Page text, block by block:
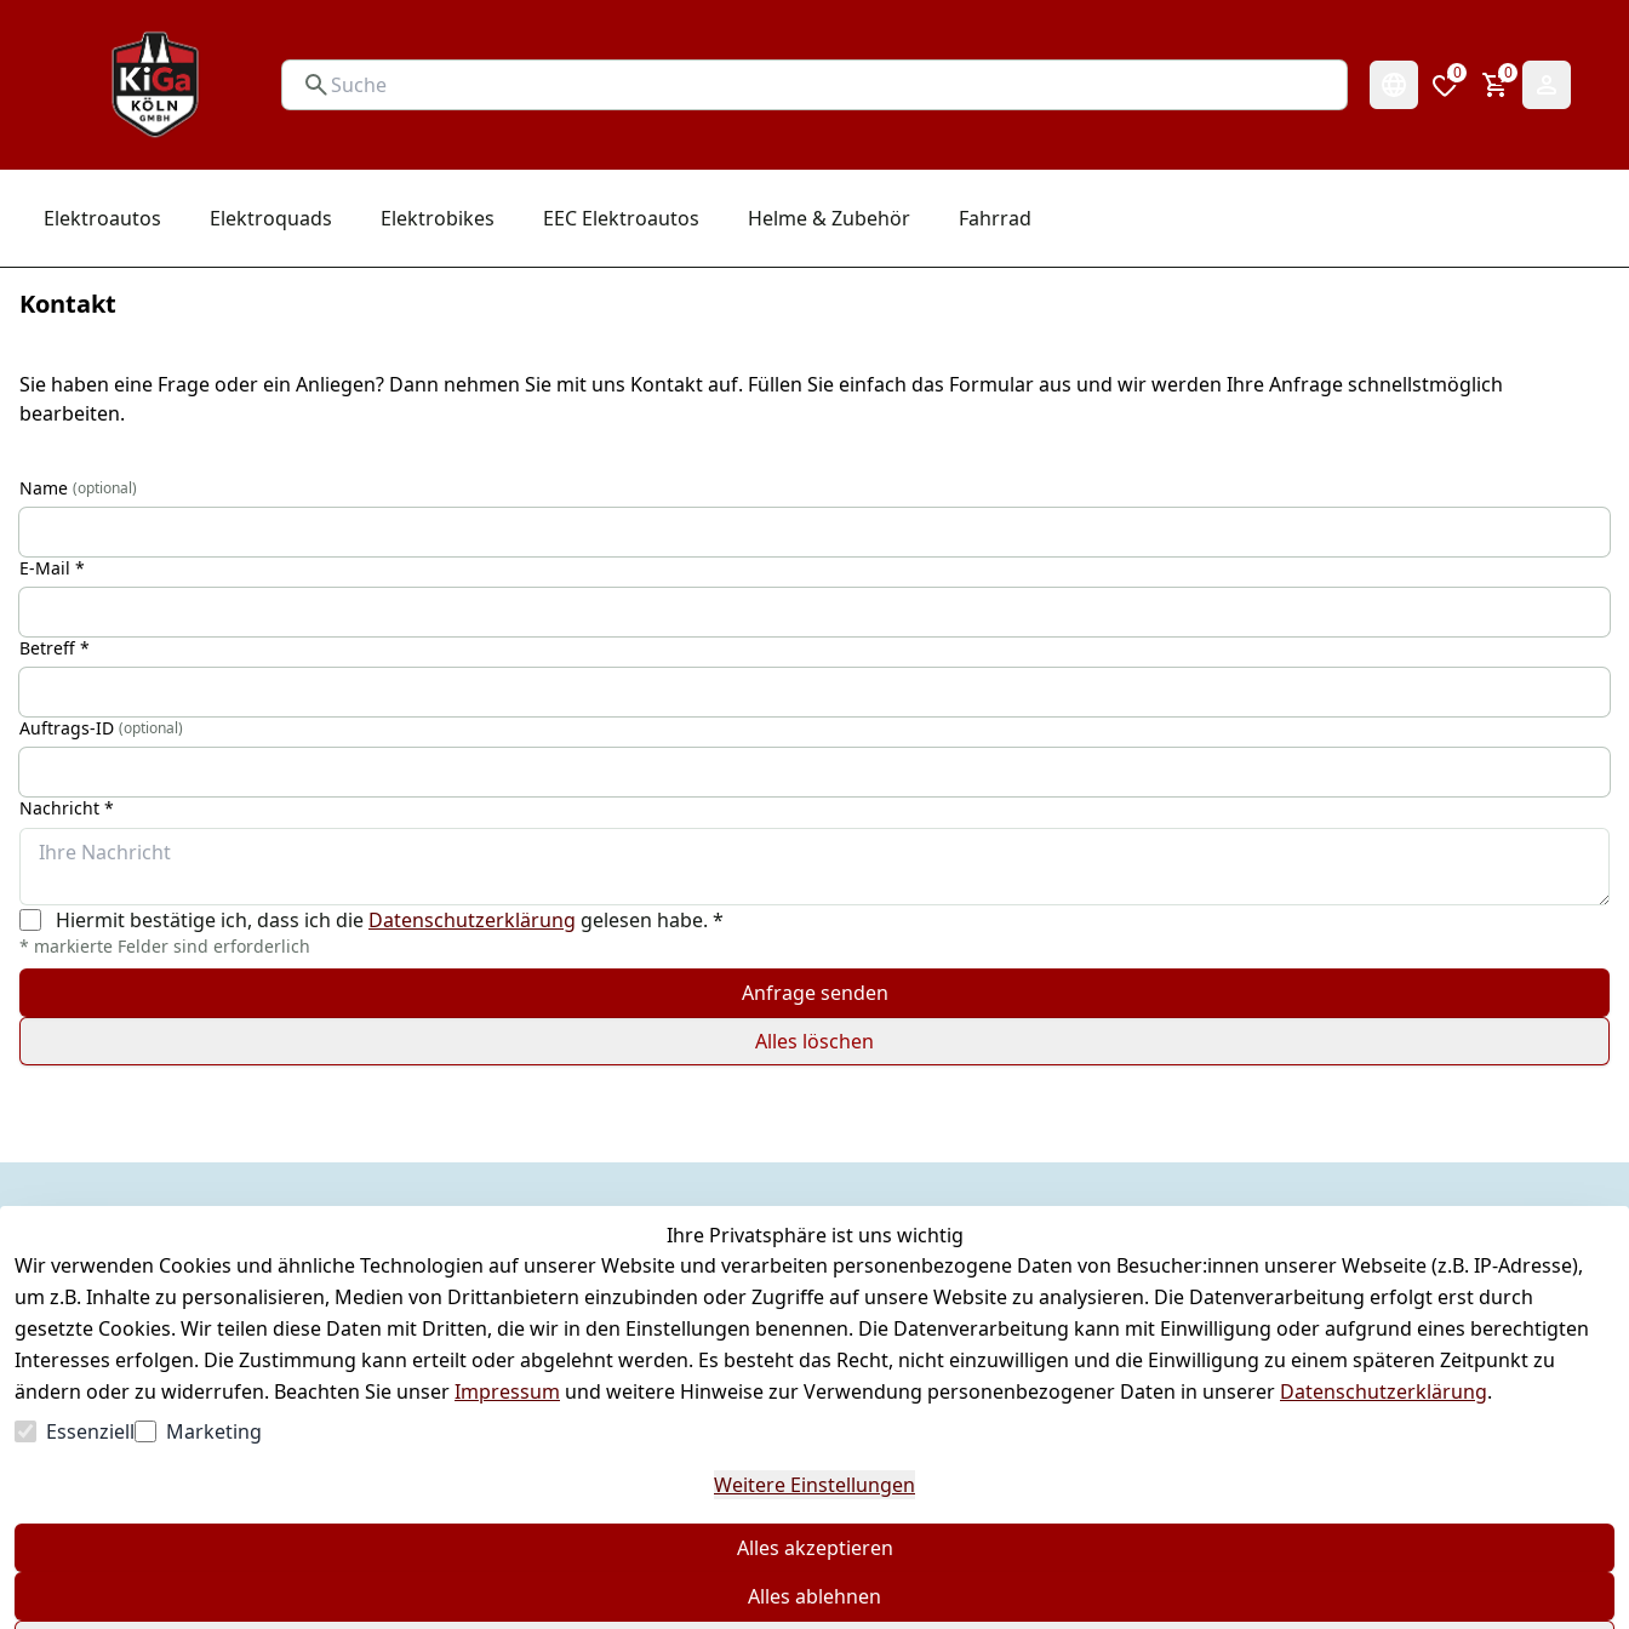
0 0
Elektroautos Elektroquads Elektrobikes EEC Elektroautos Helme & Zubehör Fahrrad
Kontakt
Sie haben eine Frage oder ein Anliegen? Dann nehmen Sie mit uns Kontakt auf. Füllen Sie einfach das Formular aus und wir werden Ihre Anfrage schnellstmöglich
bearbeiten.
Name (optional)
E-Mail *
Betreff *
Auftrags-ID (optional)
Nachricht *
Hiermit bestätige ich, dass ich die Datenschutzerklärung gelesen habe. *
* markierte Felder sind erforderlich
Alles löschen
Anfrage senden
Ihre Privatsphäre ist uns wichtig
Wir verwenden Cookies und ähnliche Technologien auf unserer Website und verarbeiten personenbezogene Daten von Besucher:innen unserer Webseite (z.B. IP-Adresse),
um z.B. Inhalte zu personalisieren, Medien von Drittanbietern einzubinden oder Zugriffe auf unsere Website zu analysieren. Die Datenverarbeitung erfolgt erst durch
gesetzte Cookies. Wir teilen diese Daten mit Dritten, die wir in den Einstellungen benennen. Die Datenverarbeitung kann mit Einwilligung oder aufgrund eines berechtigten
Interesses erfolgen. Die Zustimmung kann erteilt oder abgelehnt werden. Es besteht das Recht, nicht einzuwilligen und die Einwilligung zu einem späteren Zeitpunkt zu
ändern oder zu widerrufen. Beachten Sie unserImpressum und weitere Hinweise zur Verwendung personenbezogener Daten in unserer Datenschutzerklärung.
Essenziell
Marketing
Weitere Einstellungen
Alles akzeptieren
Alles ablehnen
AGB
Impressum
Barrierefreiheitserklärung
Widerrufsrecht
Kontakt
Registrieren
Versand
Versandkosten